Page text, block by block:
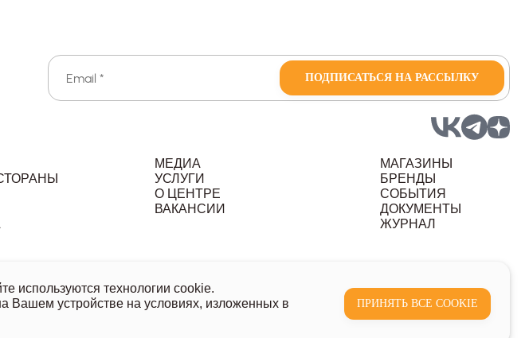
ПОДПИСАТЬСЯ НА РАССЫЛКУ
МЕДИА
УСЛУГИ
О ЦЕНТРЕ
ВАКАНСИИ
МАГАЗИНЫ
БРЕНДЫ
СОБЫТИЯ
ДОКУМЕНТЫ
ЖУРНАЛ
характер.
позвоните нам.
используются технологии cookie.
Вашем устройстве на условиях, изложенных в
ПРИНЯТЬ ВСЕ COOKIE